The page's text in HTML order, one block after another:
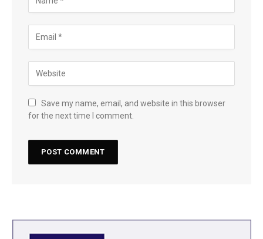
Save my name, email, and website in this browser
for the next time I comment.